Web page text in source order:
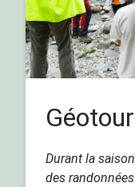
Durant la
des